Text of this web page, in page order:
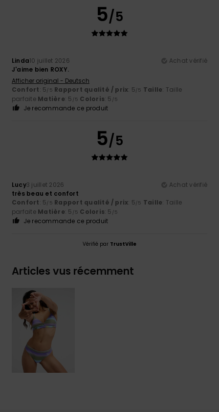
5/5
Linda10 juillet 2026
Achat vérifié
J'aime bien ROXY.
Afficher original - Deutsch
Confort: 5/5 Rapport qualité / prix: 5/5 Taille: Taille
parfaite Matière: 5 /5 Coloris: 5 /5
Je recommande ce produit
5/5
Lucy3 juillet 2026
Achat vérifié
très beau et confort
Confort: 5/5 Rapport qualité / prix: 5/5 Taille: Taille
parfaite Matière: 5 /5 Coloris: 5 /5
Je recommande ce produit
Vérifié par TrustVille
Articles vus récemment